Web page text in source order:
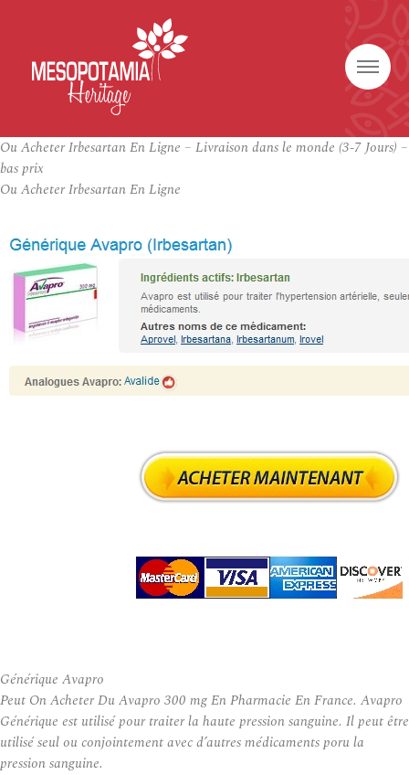
Ou Acheter Irbesartan En Ligne – Livraison dans le monde (3-7 Jours) –
bas prix
Ou Acheter Irbesartan En Ligne
Générique Avapro
Peut On Acheter Du Avapro 300 mg En Pharmacie En France. Avapro
Générique est utilisé pour traiter la haute pression sanguine. Il peut être
utilisé seul ou conjointement avec d’autres médicaments poru la
pression sanguine.